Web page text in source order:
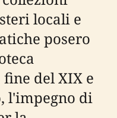
locali e
posero
del XIX e
l'impegno di